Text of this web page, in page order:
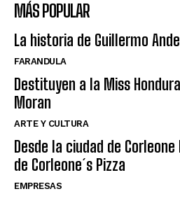
MÁS POPULAR
La historia de Guillermo
FARANDULA
Destituyen a la Miss
Moran
ARTE Y CULTURA
Desde la ciudad de
de Corleone´s Pizza
EMPRESAS